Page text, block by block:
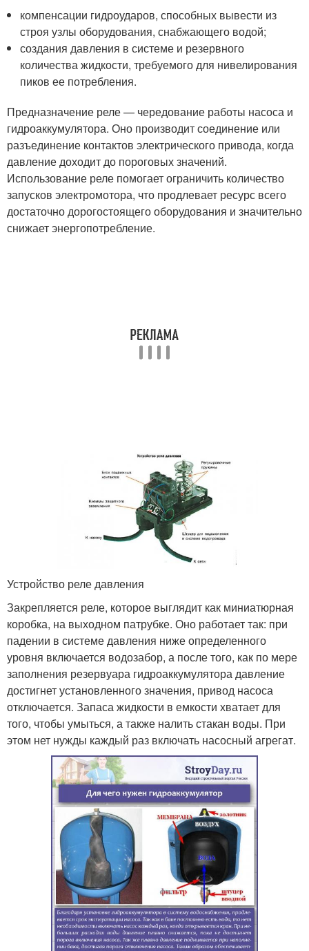
компенсации гидроударов, способных вывести из
строя узлы оборудования, снабжающего водой;
создания давления в системе и резервного
количества жидкости, требуемого для нивелирования
пиков ее потребления.
Предназначение реле — чередование работы насоса и
гидроаккумулятора. Оно производит соединение или
разъединение контактов электрического привода, когда
давление доходит до пороговых значений.
Использование реле помогает ограничить количество
запусков электромотора, что продлевает ресурс всего
достаточно дорогостоящего оборудования и значительно
снижает энергопотребление.
Устройство реле давления
Закрепляется реле, которое выглядит как миниатюрная
коробка, на выходном патрубке. Оно работает так: при
падении в системе давления ниже определенного
уровня включается водозабор, а после того, как по мере
заполнения резервуара гидроаккумулятора давление
достигнет установленного значения, привод насоса
отключается. Запаса жидкости в емкости хватает для
того, чтобы умыться, а также налить стакан воды. При
этом нет нужды каждый раз включать насосный агрегат.